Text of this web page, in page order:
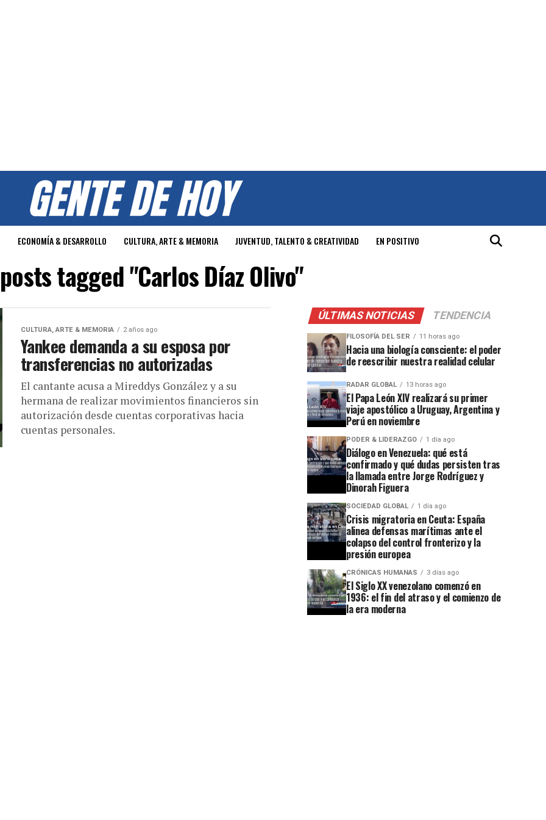
ECONOMÍA & DESARROLLO CULTURA, ARTE & MEMORIA JUVENTUD, TALENTO & CREATIVIDAD EN POSITIVO
tagged "Carlos Díaz Olivo"
CULTURA, ARTE & MEMORIA 2 años ago
Yankee demanda a su esposa por
transferencias no autorizadas
El cantante acusa a Mireddys González y a su
hermana de realizar movimientos financieros sin
autorización desde cuentas corporativas hacia
cuentas personales.
ÚLTIMAS NOTICIAS TENDENCIA
FILOSOFÍA DEL SER 11 horas ago
Hacia una biología consciente: el poder
de reescribir nuestra realidad celular
RADAR GLOBAL 13 horas ago
El Papa León XIV realizará su primer
viaje apostólico a Uruguay, Argentina y
Perú en noviembre
PODER & LIDERAZGO 1 día ago
Diálogo en Venezuela: qué está
confirmado y qué dudas persisten tras
la llamada entre Jorge Rodríguez y
Dinorah Figuera
SOCIEDAD GLOBAL 1 día ago
Crisis migratoria en Ceuta: España
alinea defensas marítimas ante el
colapso del control fronterizo y la
presión europea
CRÓNICAS HUMANAS 3 días ago
El Siglo XX venezolano comenzó en
1936: el fin del atraso y el comienzo de
la era moderna